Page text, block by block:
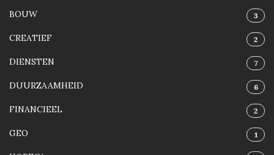
BOUW 3
CREATIEF 2
DIENSTEN 7
DUURZAAMHEID 6
FINANCIEEL 2
GEO 1